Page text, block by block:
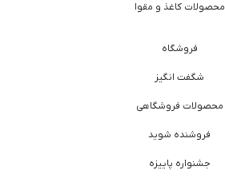
محصولات کاغذ و مقوا
فروشگاه
شگفت انگیز
محصولات فروشگاهی
فروشنده شوید
جشنواره پاییزه